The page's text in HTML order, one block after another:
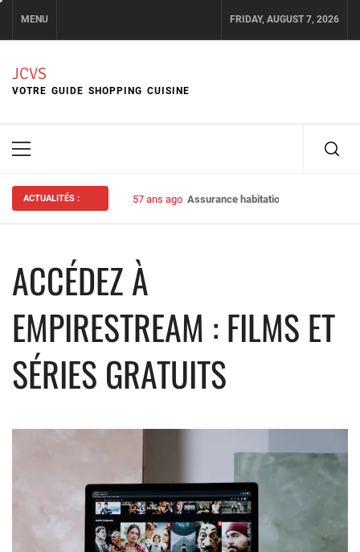
content
MENU FRIDAY, AUGUST 7, 2026
JCVS
VOTRE GUIDE SHOPPING CUISINE
Primary
ACTUALITÉS : 57 ans ago Assurance habitation : bien choisir
ACCÉDEZ À
EMPIRESTREAM : FILMS ET
SÉRIES GRATUITS